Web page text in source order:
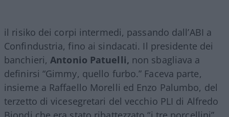
il risiko dei corpi intermedi, passando dall’ABI a
Confindustria, fino ai sindacati. Il presidente dei
banchieri,Antonio Patuelli, non sbagliava a
definirsi “Gimmy, quello furbo.” Faceva parte,
insieme a Raffaello Morelli ed Enzo Palumbo, del
terzetto di vicesegretari del vecchio PLI di Alfredo